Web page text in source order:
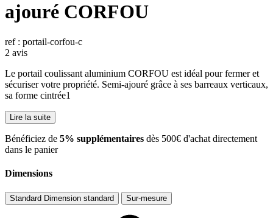
ajouré CORFOU
ref : portail-corfou-c
2 avis
Le portail coulissant aluminium CORFOU est idéal pour fermer et
sécuriser votre propriété. Semi-ajouré grâce à ses barreaux verticaux,
sa forme cintrée1
Lire la suite
​Bénéficiez de 5% supplémentaires dès 500€ d'achat directement
dans le panier
Dimensions
Standard Dimension standard Sur-mesure